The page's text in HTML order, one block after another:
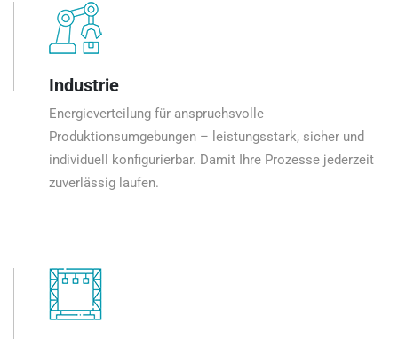
Industrie
Energieverteilung für anspruchsvolle
Produktionsumgebungen – leistungsstark, sicher und
individuell konfigurierbar. Damit Ihre Prozesse jederzeit
zuverlässig laufen.